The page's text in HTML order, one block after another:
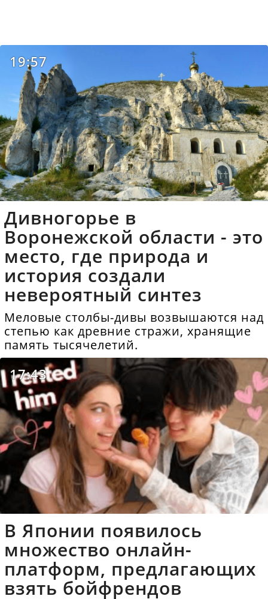
19:57
Дивногорье в
Воронежской области - это
место, где природа и
история создали
невероятный синтез
Меловые столбы-дивы возвышаются над
степью как древние стражи, хранящие
память тысячелетий.
17:43
В Японии появилось
множество онлайн-
платформ, предлагающих
взять бойфрендов